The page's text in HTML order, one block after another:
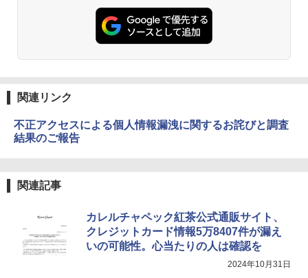
関連リンク
不正アクセスによる個人情報漏洩に関するお詫びと調査
結果のご報告
関連記事
カレルチャペック紅茶公式通販サイト、
クレジットカード情報5万8407件が漏え
いの可能性。心当たりの人は確認を
2024年10月31日